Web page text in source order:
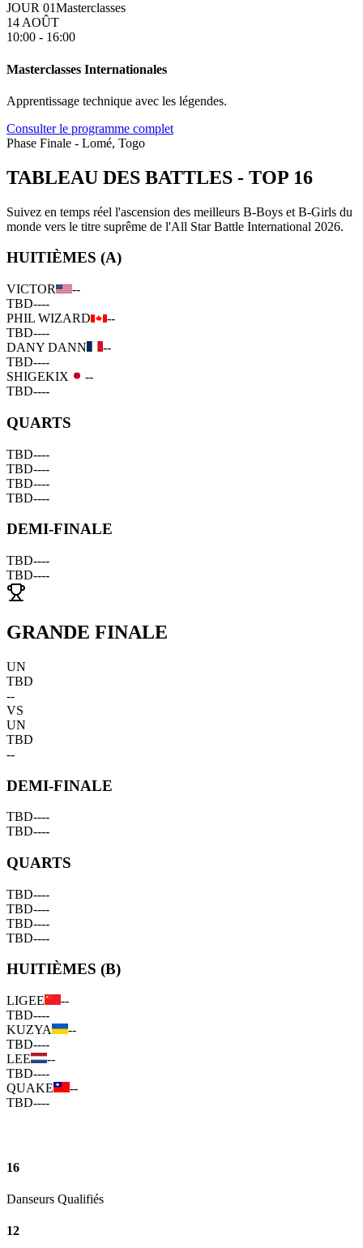
JOUR 01Masterclasses
14 AOÛT
10:00 - 16:00
Masterclasses Internationales
Apprentissage technique avec les légendes.
Consulter le programme complet
Phase Finale - Lomé, Togo
TABLEAU DES BATTLES - TOP 16
Suivez en temps réel l'ascension des meilleurs B-Boys et B-Girls du
monde vers le titre suprême de l'All Star Battle International 2026.
HUITIÈMES (A)
VICTOR
--
TBD----
PHIL WIZARD
--
TBD----
DANY DANN
--
TBD----
SHIGEKIX
--
TBD----
QUARTS
TBD----
TBD----
TBD----
TBD----
DEMI-FINALE
TBD----
TBD----
GRANDE FINALE
UN
TBD
--
VS
UN
TBD
--
DEMI-FINALE
TBD----
TBD----
QUARTS
TBD----
TBD----
TBD----
TBD----
HUITIÈMES (B)
LIGEE
--
TBD----
KUZYA
--
TBD----
LEE
--
TBD----
QUAKE
--
TBD----
16
Danseurs Qualifiés
12